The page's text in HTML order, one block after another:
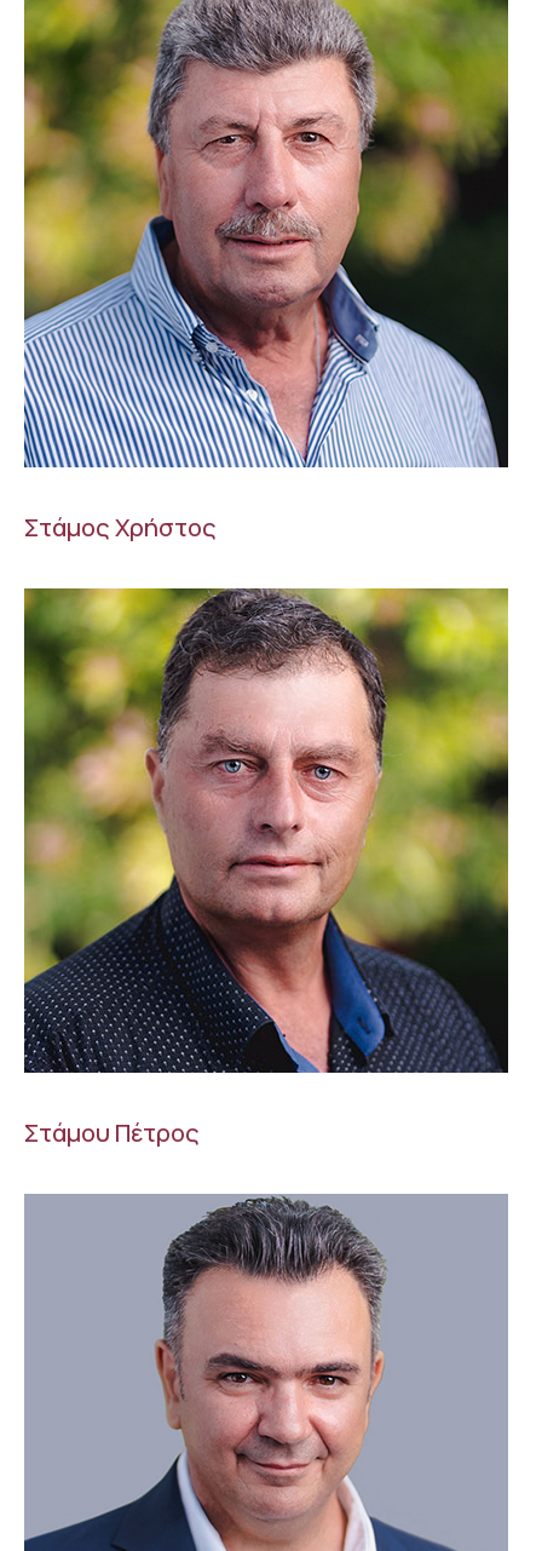
Στάμος Χρήστος
Στάμου Πέτρος